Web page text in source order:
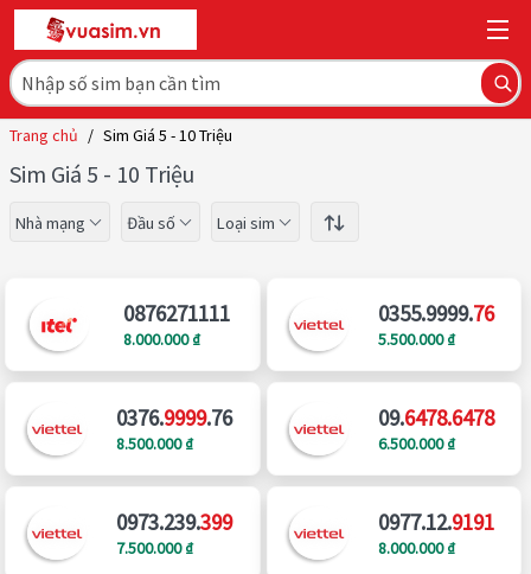
Trang chủ / Sim Giá 5 - 10 Triệu
Sim Giá 5 - 10 Triệu
Nhà mạng Đầu số Loại sim
0876271111
8.000.000 ₫
0355.9999.76
5.500.000 ₫
0376.9999.76
8.500.000 ₫
09.6478.6478
6.500.000 ₫
0973.239.399
7.500.000 ₫
0977.12.9191
8.000.000 ₫